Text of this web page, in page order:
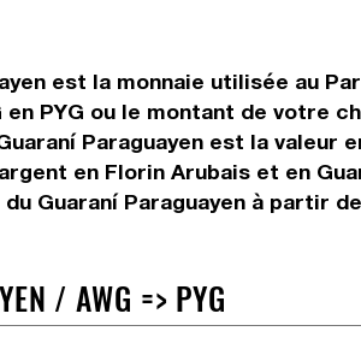
est la monnaie utilisée au
PYG ou le montant de votre
Paraguayen est la valeur
en Florin Arubais et en
Guaraní Paraguayen à partir
/ AWG => PYG